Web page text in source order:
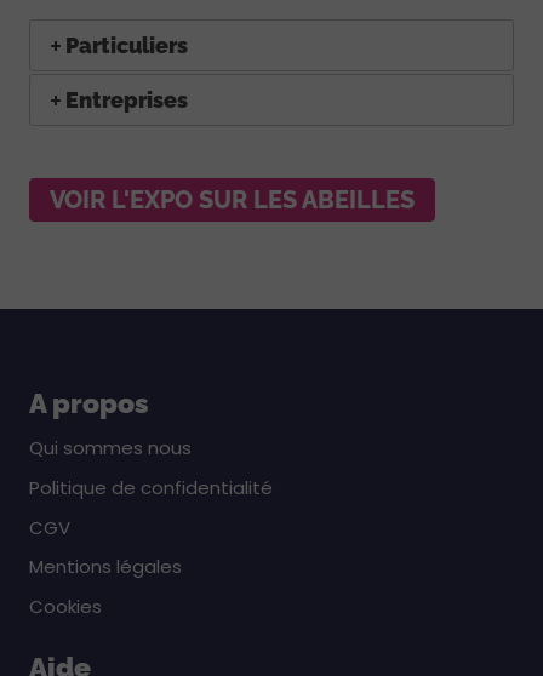
Particuliers
Entreprises
VOIR L'EXPO SUR LES ABEILLES
A propos
Qui sommes nous
Politique de confidentialité
CGV
Mentions légales
Cookies
Aide